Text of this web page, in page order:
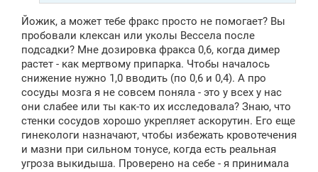
Йожик, а может тебе фракс просто не помогает? Вы
пробовали клексан или уколы Вессела после
подсадки? Мне дозировка фракса 0,6, когда димер
растет - как мертвому припарка. Чтобы началось
снижение нужно 1,0 вводить (по 0,6 и 0,4). А про
сосуды мозга я не совсем поняла - это у всех у нас
они слабее или ты как-то их исследовала? Знаю, что
стенки сосудов хорошо укрепляет аскорутин. Его еще
гинекологи назначают, чтобы избежать кровотечения
и мазни при сильном тонусе, когда есть реальная
угроза выкидыша. Проверено на себе - я принимала